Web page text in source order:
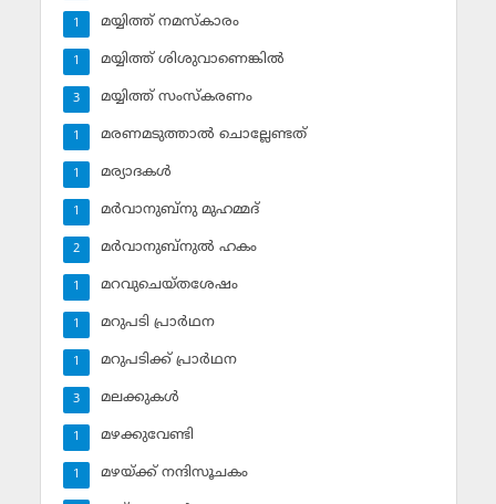
മയ്യിത്ത് നമസ്‌കാരം
1
മയ്യിത്ത് ശിശുവാണെങ്കില്‍
1
മയ്യിത്ത് സംസ്‌കരണം
3
മരണമടുത്താല്‍ ചൊല്ലേണ്ടത്
1
മര്യാദകള്‍
1
മര്‍വാനുബ്‌നു മുഹമ്മദ്
1
മര്‍വാനുബ്‌നുല്‍ ഹകം
2
മറവുചെയ്തശേഷം
1
മറുപടി പ്രാര്‍ഥന
1
മറുപടിക്ക് പ്രാര്‍ഥന
1
മലക്കുകള്‍
3
മഴക്കുവേണ്ടി
1
മഴയ്ക്ക് നന്ദിസൂചകം
1